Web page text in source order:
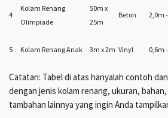
4
Kolam Renang
Olimpiade
50m x
25m
Beton 2,0m
5
Kolam Renang Anak 3m x 2m Vinyl 0,6m
Catatan: Tabel di atas hanyalah contoh
dengan jenis kolam renang, ukuran,
tambahan lainnya yang ingin Anda